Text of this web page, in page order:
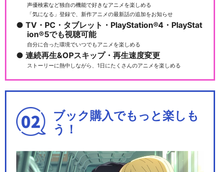
声優検索など独自の機能で好きなアニメを楽しめる
「気になる」登録で、新作アニメの最新話の追加をお知らせ
TV・PC・タブレット・PlayStation®4・PlayStat
ion®5でも視聴可能
自分に合った環境でいつでもアニメを楽しめる
連続再生&OPスキップ・再生速度変更
ストーリーに熱中しながら、1日にたくさんのアニメを楽しめる
ブック購入でもっと楽しも
う！